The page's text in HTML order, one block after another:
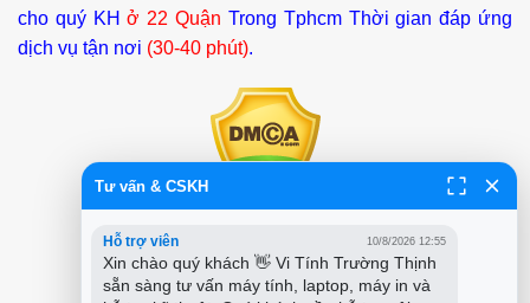
cho quý KHở 22 Quận Trong Tphcm Thời gian đáp ứng
dịch vụ tận nơi (30-40 phút).
Tư vấn & CSKH
Hỗ trợ viên 10/8/2026 12:55
Xin chào quý khách 👋 Vi Tính Trường Thịnh
sẵn sàng tư vấn máy tính, laptop, máy in và